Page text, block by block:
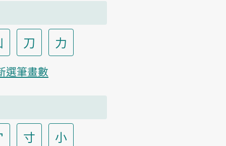
刀
力
選筆畫數
寸
小